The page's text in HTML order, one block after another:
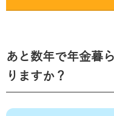
あと数年で年金暮
りますか？